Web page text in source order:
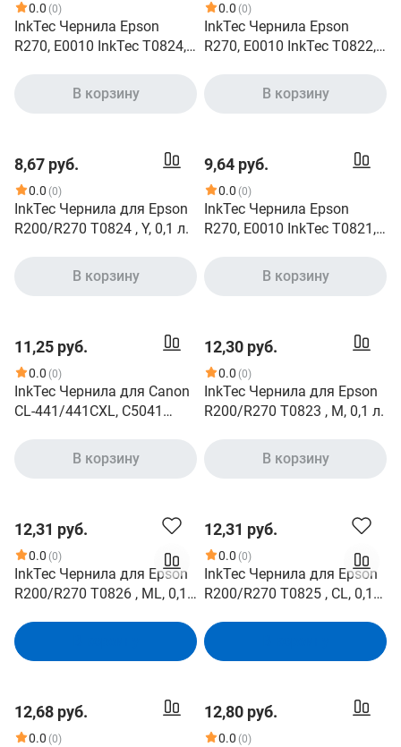
0.0 (0)
InkTec Чернила Epson
R270, E0010 InkTec T0824,
фасовка E0010-100MY
В корзину
0.0 (0)
InkTec Чернила Epson
R270, E0010 InkTec T0822,
фасовка E0010-100MC
В корзину
8,67 руб.
0.0 (0)
InkTec Чернила для Epson
R200/R270 T0824 , Y, 0,1 л.
В корзину
9,64 руб.
0.0 (0)
InkTec Чернила Epson
R270, E0010 InkTec T0821,
фасовка E0010-100MB
В корзину
11,25 руб.
0.0 (0)
InkTec Чернила для Canon
CL-441/441CXL, C5041
оригинальная фасовка
В корзину
12,30 руб.
0.0 (0)
InkTec Чернила для Epson
R200/R270 T0823 , M, 0,1 л.
В корзину
12,31 руб.
0.0 (0)
InkTec Чернила для Epson
R200/R270 T0826 , ML, 0,1
12,31 руб.
0.0 (0)
InkTec Чернила для Epson
R200/R270 T0825 , CL, 0,1
12,68 руб.
0.0 (0)
12,80 руб.
0.0 (0)